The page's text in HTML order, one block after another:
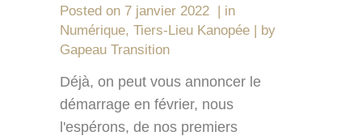
Posted on 7 janvier 2022
in
Numérique, Tiers-Lieu Kanopée
by
Gapeau Transition
Déjà, on peut vous annoncer le
démarrage en février, nous
l'espérons, de nos premiers